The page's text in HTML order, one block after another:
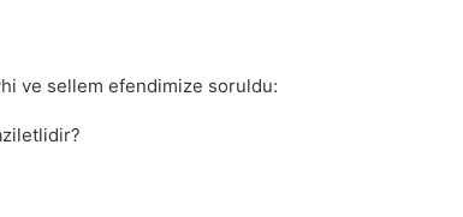
ve sellem efendimize soruldu: